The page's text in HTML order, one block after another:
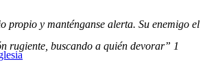
propio y manténganse alerta. Su enemigo el
rugiente, buscando a quién devorar” 1